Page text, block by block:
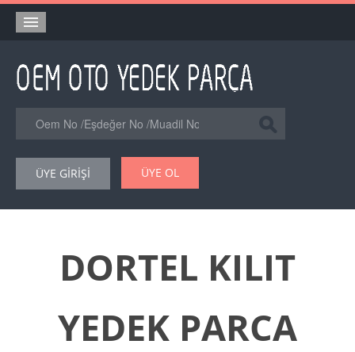
Orjinal Yedek Parça
Eşdeğer Muadil Yedek Parça
Şase Numarası VIN Yedekparça Sorgulama
Hakkımızda
ÜYE GİRİŞİ ÜYE OL
DORTEL KILIT
YEDEK PARCA